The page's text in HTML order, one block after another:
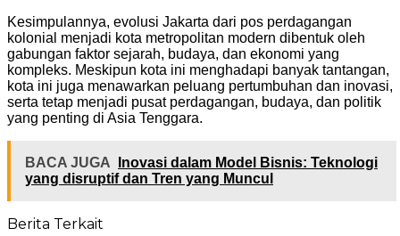
Kesimpulannya, evolusi Jakarta dari pos perdagangan
kolonial menjadi kota metropolitan modern dibentuk oleh
gabungan faktor sejarah, budaya, dan ekonomi yang
kompleks. Meskipun kota ini menghadapi banyak tantangan,
kota ini juga menawarkan peluang pertumbuhan dan inovasi,
serta tetap menjadi pusat perdagangan, budaya, dan politik
yang penting di Asia Tenggara.
BACA JUGA
Inovasi dalam Model Bisnis: Teknologi
yang disruptif dan Tren yang Muncul
Berita Terkait